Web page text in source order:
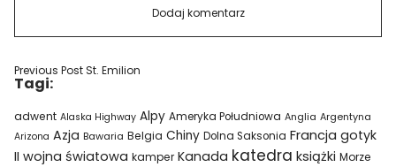
Previous PostSt. Emilion
Tagi:
adwent Alaska Highway Alpy Ameryka Południowa Anglia Argentyna
Arizona Azja Bawaria Belgia Chiny Dolna Saksonia Francja gotyk
II wojna światowa kamper Kanada katedra książki Morze